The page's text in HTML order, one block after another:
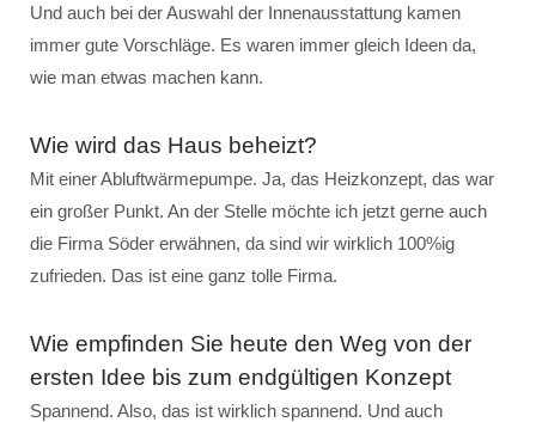
Und auch bei der Auswahl der Innenausstattung kamen
immer gute Vorschläge. Es waren immer gleich Ideen da,
wie man etwas machen kann.
Wie wird das Haus beheizt?
Mit einer Abluftwärmepumpe. Ja, das Heizkonzept, das war
ein großer Punkt. An der Stelle möchte ich jetzt gerne auch
die Firma Söder erwähnen, da sind wir wirklich 100%ig
zufrieden. Das ist eine ganz tolle Firma.
Wie empfinden Sie heute den Weg von der
ersten Idee bis zum endgültigen Konzept
Spannend. Also, das ist wirklich spannend. Und auch